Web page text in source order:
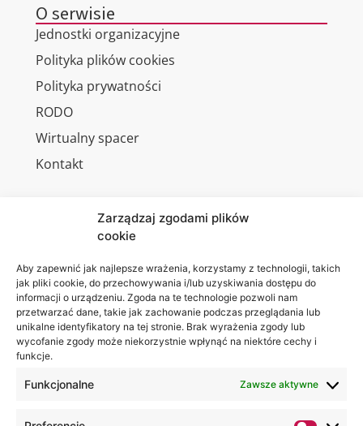
Zarządzaj zgodami plików
cookie
Aby zapewnić jak najlepsze wrażenia, korzystamy z technologii, takich
jak pliki cookie, do przechowywania i/lub uzyskiwania dostępu do
informacji o urządzeniu. Zgoda na te technologie pozwoli nam
przetwarzać dane, takie jak zachowanie podczas przeglądania lub
unikalne identyfikatory na tej stronie. Brak wyrażenia zgody lub
wycofanie zgody może niekorzystnie wpłynąć na niektóre cechy i
funkcje.
Funkcjonalne Zawsze aktywne
O serwisie
Jednostki organizacyjne
Polityka plików cookies
Polityka prywatności
RODO
Wirtualny spacer
Kontakt
Akademia
WSEI
ul.
Projektowa
4